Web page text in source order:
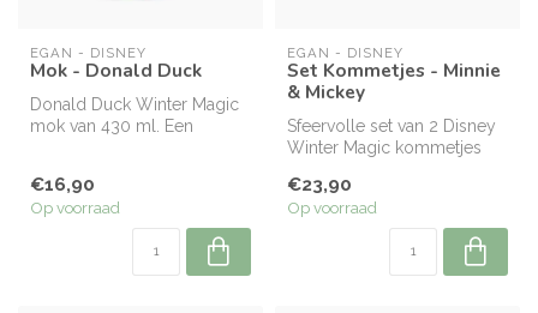
EGAN - DISNEY
Mok - Donald Duck
Donald Duck Winter Magic
mok van 430 ml. Een
€16,90
Op voorraad
EGAN - DISNEY
Set Kommetjes - Minnie
& Mickey
Sfeervolle set van 2 Disney
Winter Magic kommetjes
Minnie ...
€23,90
Op voorraad